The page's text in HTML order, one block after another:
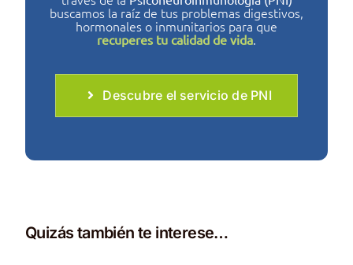
buscamos la raíz de tus problemas digestivos,
hormonales o inmunitarios para que
recuperes tu calidad de vida.
Descubre el servicio de PNI
Quizás también te interese…